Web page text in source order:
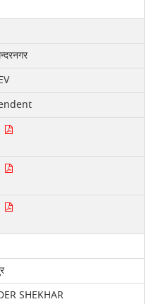
SHEKHAR